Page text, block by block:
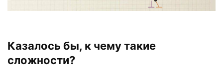
Казалось бы, к чему такие
сложности?